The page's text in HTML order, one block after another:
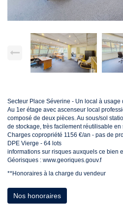
Secteur Place Séverine - Un local à usage
Au 1er étage avec ascenseur local
composé de deux pièces. Au sous/sol
de stockage, très facilement réutilisable en
Charges copropriété 1156 €/an - pas de
DPE Vierge - 64 lots
informations sur risques auxquels ce bien
Géorisques : www.georiques.gouv.f
**Honoraires à la charge du vendeur
Nos honoraires